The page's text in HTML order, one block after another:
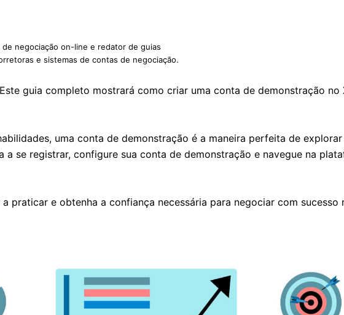
negociação on-line e redator de guias
e sistemas de contas de negociação.
guia completo mostrará como criar uma conta de demonstração no
uma conta de demonstração é a maneira perfeita de
a se registrar, configure sua conta de demonstração e navegue na
praticar e obtenha a confiança necessária para negociar com sucesso